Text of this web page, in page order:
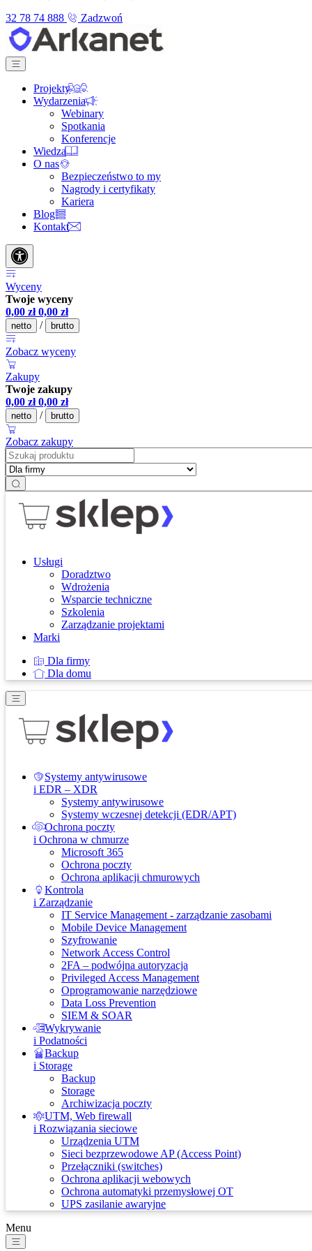
32 78 74 888
Zadzwoń
Projekty
Wydarzenia
Webinary
Spotkania
Konferencje
Wiedza
O nas
Bezpieczeństwo to my
Nagrody i certyfikaty
Kariera
Blog
Kontakt
Wyceny
Twoje wyceny
0,00 zł 0,00 zł
netto / brutto
Zobacz wyceny
Zakupy
Twoje zakupy
0,00 zł 0,00 zł
netto / brutto
Zobacz zakupy
Usługi
Doradztwo
Wdrożenia
Wsparcie techniczne
Szkolenia
Zarządzanie projektami
Marki
Dla firmy
Dla domu
Systemy antywirusowe
i EDR – XDR
Systemy antywirusowe
Systemy wczesnej detekcji (EDR/APT)
Ochrona poczty
i Ochrona w chmurze
Microsoft 365
Ochrona poczty
Ochrona aplikacji chmurowych
Kontrola
i Zarządzanie
IT Service Management - zarządzanie zasobami
Mobile Device Management
Szyfrowanie
Network Access Control
2FA – podwójna autoryzacja
Privileged Access Management
Oprogramowanie narzędziowe
Data Loss Prevention
SIEM & SOAR
Wykrywanie
i Podatności
Backup
i Storage
Backup
Storage
Archiwizacja poczty
UTM, Web firewall
i Rozwiązania sieciowe
Urządzenia UTM
Sieci bezprzewodowe AP (Access Point)
Przełączniki (switches)
Ochrona aplikacji webowych
Ochrona automatyki przemysłowej OT
UPS zasilanie awaryjne
Menu